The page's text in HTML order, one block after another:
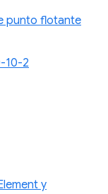
punto flotante
10-2
y